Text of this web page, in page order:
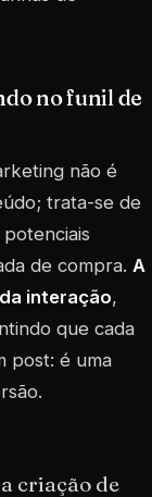
no funil de
não é
trata-se de
de compra. A
interação,
que cada
post: é uma
criação de